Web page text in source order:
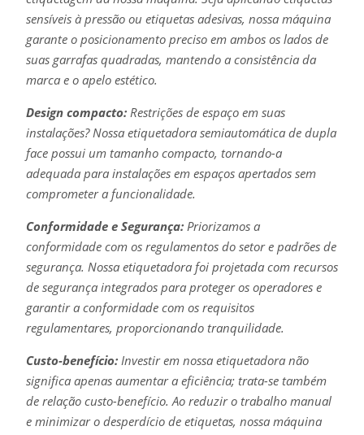
sensíveis à pressão ou etiquetas adesivas, nossa máquina
garante o posicionamento preciso em ambos os lados de
suas garrafas quadradas, mantendo a consistência da
marca e o apelo estético.
Design compacto:Restrições de espaço em suas
instalações? Nossa etiquetadora semiautomática de dupla
face possui um tamanho compacto, tornando-a
adequada para instalações em espaços apertados sem
comprometer a funcionalidade.
Conformidade e Segurança:Priorizamos a
conformidade com os regulamentos do setor e padrões de
segurança. Nossa etiquetadora foi projetada com recursos
de segurança integrados para proteger os operadores e
garantir a conformidade com os requisitos
regulamentares, proporcionando tranquilidade.
Custo-benefício:Investir em nossa etiquetadora não
significa apenas aumentar a eficiência; trata-se também
de relação custo-benefício. Ao reduzir o trabalho manual
e minimizar o desperdício de etiquetas, nossa máquina